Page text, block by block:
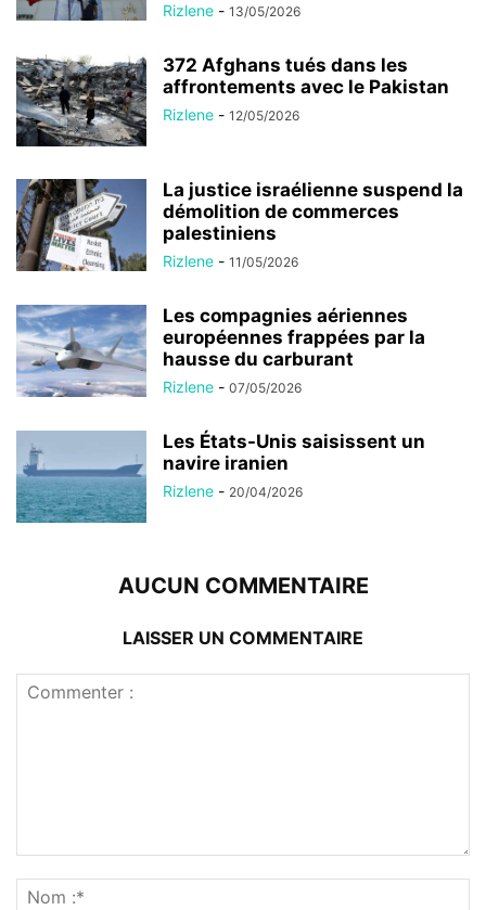
Rizlene - 13/05/2026
372 Afghans tués dans les
affrontements avec le Pakistan
Rizlene - 12/05/2026
La justice israélienne suspend la
démolition de commerces
palestiniens
Rizlene - 11/05/2026
Les compagnies aériennes
européennes frappées par la
hausse du carburant
Rizlene - 07/05/2026
Les États-Unis saisissent un
navire iranien
Rizlene - 20/04/2026
AUCUN COMMENTAIRE
LAISSER UN COMMENTAIRE